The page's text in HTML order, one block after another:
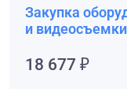
Закупка
и видеосъемки
18 677 ₽